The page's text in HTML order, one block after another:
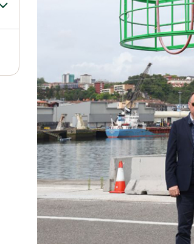
Alternar el submenú para Redes sociales